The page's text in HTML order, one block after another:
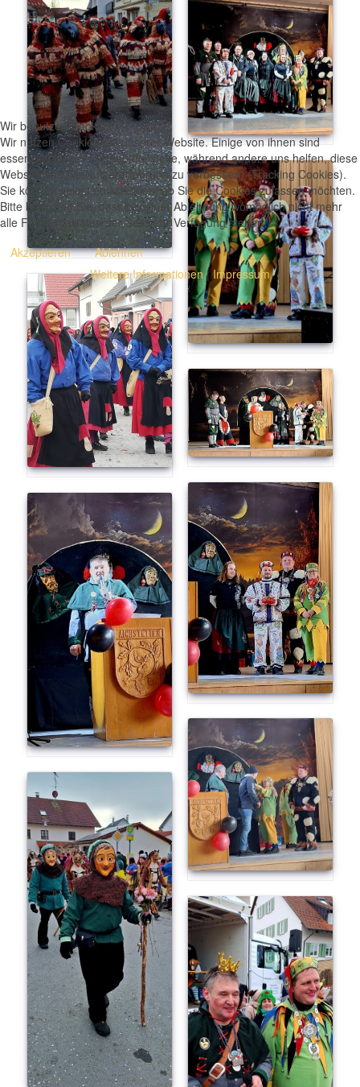
Wir benutzen Cookies
Wir nutzen Cookies auf unserer Website. Einige von ihnen sind
essenziell für den Betrieb der Seite, während andere uns helfen, diese
Website und die Nutzererfahrung zu verbessern (Tracking Cookies).
Sie können selbst entscheiden, ob Sie die Cookies zulassen möchten.
Bitte beachten Sie, dass bei einer Ablehnung womöglich nicht mehr
alle Funktionalitäten der Seite zur Verfügung stehen.
Akzeptieren
Ablehnen
Weitere Informationen|Impressum